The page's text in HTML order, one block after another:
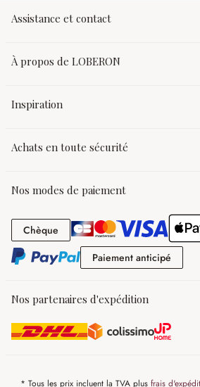
Assistance et contact
À propos de LOBERON
Inspiration
Achats en toute sécurité
Nos modes de paiement
Chèque Chèque
Paiement anticipé
Nos partenaires d'expédition
* Tous les prix incluent la TVA plus frais